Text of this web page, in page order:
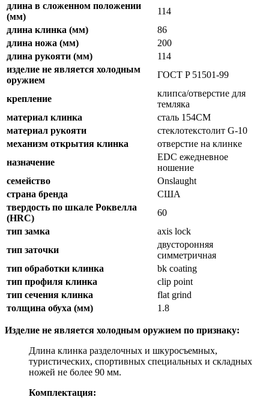
длина в сложенном положении
(мм)
114
длина клинка (мм)
86
длина ножа (мм)
200
длина рукояти (мм)
114
изделие не является холодным
оружием
ГОСТ P 51501-99
крепление
клипса/отверстие для
темляка
материал клинка
сталь 154CM
материал рукояти
стеклотекстолит G-10
механизм открытия клинка
отверстие на клинке
назначение
EDC ежедневное
ношение
семейство
Onslaught
страна бренда
США
твердость по шкале Роквелла
(HRC)
60
тип замка
axis lock
тип заточки
двусторонняя
симметричная
тип обработки клинка
bk coating
тип профиля клинка
clip point
тип сечения клинка
flat grind
толщина обуха (мм)
1.8
Изделие не является холодным оружием по признаку:
Длина клинка разделочных и шкуросъемных,
туристических, спортивных специальных и складных
ножей не более 90 мм.
Комплектация: